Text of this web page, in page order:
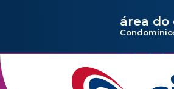
área do
Previous